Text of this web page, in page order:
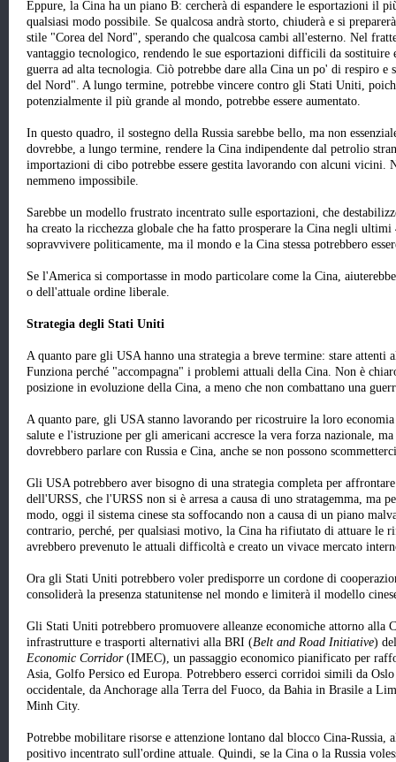
Eppure, la Cina ha un piano B: cercherà di espandere le esportazioni il
qualsiasi modo possibile. Se qualcosa andrà storto, chiuderà e si
stile "Corea del Nord", sperando che qualcosa cambi all'esterno. Nel
vantaggio tecnologico, rendendo le sue esportazioni difficili da sostituire
guerra ad alta tecnologia. Ciò potrebbe dare alla Cina un po' di respiro e
del Nord". A lungo termine, potrebbe vincere contro gli Stati Uniti,
potenzialmente il più grande al mondo, potrebbe essere aumentato.
In questo quadro, il sostegno della Russia sarebbe bello, ma non
dovrebbe, a lungo termine, rendere la Cina indipendente dal petrolio
importazioni di cibo potrebbe essere gestita lavorando con alcuni vicini.
nemmeno impossibile.
Sarebbe un modello frustrato incentrato sulle esportazioni, che
ha creato la ricchezza globale che ha fatto prosperare la Cina negli
sopravvivere politicamente, ma il mondo e la Cina stessa potrebbero
Se l'America si comportasse in modo particolare come la Cina,
o dell'attuale ordine liberale.
Strategia degli Stati Uniti
A quanto pare gli USA hanno una strategia a breve termine: stare
Funziona perché "accompagna" i problemi attuali della Cina. Non è
posizione in evoluzione della Cina, a meno che non combattano una
A quanto pare, gli USA stanno lavorando per ricostruire la loro
salute e l'istruzione per gli americani accresce la vera forza nazionale,
dovrebbero parlare con Russia e Cina, anche se non possono
Gli USA potrebbero aver bisogno di una strategia completa per
dell'URSS, che l'URSS non si è arresa a causa di uno stratagemma, ma
modo, oggi il sistema cinese sta soffocando non a causa di un piano
contrario, perché, per qualsiasi motivo, la Cina ha rifiutato di attuare le
avrebbero prevenuto le attuali difficoltà e creato un vivace mercato
Ora gli Stati Uniti potrebbero voler predisporre un cordone di
consoliderà la presenza statunitense nel mondo e limiterà il modello
Gli Stati Uniti potrebbero promuovere alleanze economiche attorno alla
infrastrutture e trasporti alternativi alla BRI (Belt and Road Initiative)
Economic Corridor(IMEC), un passaggio economico pianificato per
Asia, Golfo Persico ed Europa. Potrebbero esserci corridoi simili da
occidentale, da Anchorage alla Terra del Fuoco, da Bahia in Brasile a
Minh City.
Potrebbe mobilitare risorse e attenzione lontano dal blocco Cina-Russia,
positivo incentrato sull'ordine attuale. Quindi, se la Cina o la Russia